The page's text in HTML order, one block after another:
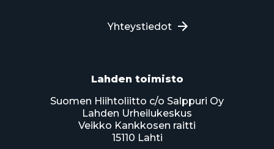
Yhteystiedot
Lahden toimisto
Suomen Hiihtoliitto c/o Salppuri Oy
Lahden Urheilukeskus
Veikko Kankkosen raitti
15110 Lahti